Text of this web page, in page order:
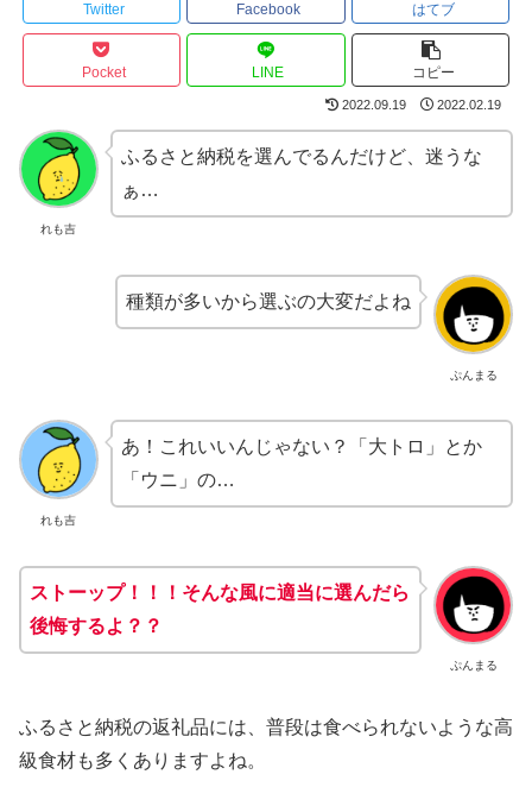
Twitter Facebook はてブ
Pocket LINE コピー
2022.09.19 2022.02.19
れも吉
ふるさと納税を選んでるんだけど、迷うな
ぁ…
ぷんまる
種類が多いから選ぶの大変だよね
れも吉
あ！これいいんじゃない？「大トロ」とか
「ウニ」の…
ぷんまる
ストーップ！！！そんな風に適当に選んだら
後悔するよ ？？
ふるさと納税の返礼品には、普段は食べられないような高
級食材も多くありますよね。